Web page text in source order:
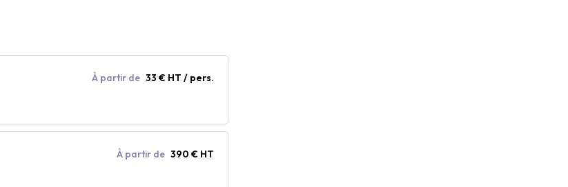
À partir de 33 € HT / pers.
À partir de 390 € HT